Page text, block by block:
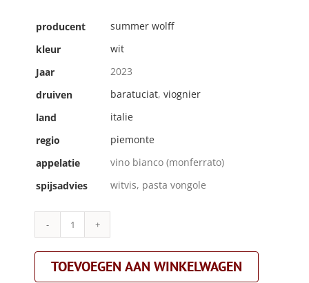
producent
summer wolff
kleur
wit
Jaar
2023
druiven
baratuciat, viognier
land
italie
regio
piemonte
appelatie
vino bianco (monferrato)
spijsadvies
witvis, pasta vongole
Summer
Wolff|ette
2nd|wit
aantal
TOEVOEGEN AAN WINKELWAGEN